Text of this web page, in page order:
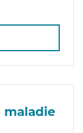
maladie